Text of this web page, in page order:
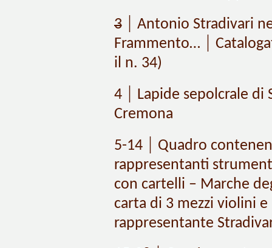
3│ Antonio Stradivari
Frammento… │
il n. 34)
4 │ Lapide sepolcrale
Cremona
5-14 │ Quadro
rappresentanti
con cartelli – Marche
carta di 3 mezzi violini
rappresentante